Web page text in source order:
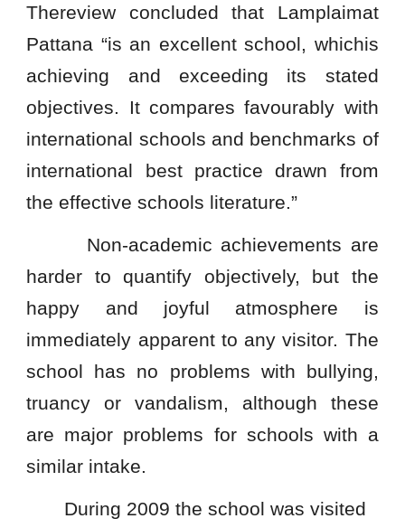
Thereview concluded that Lamplaimat
Pattana “is an excellent school, whichis
achieving and exceeding its stated
objectives. It compares favourably with
international schools and benchmarks of
international best practice drawn from
the effective schools literature.”
Non-academic achievements are
harder to quantify objectively, but the
happy and joyful atmosphere is
immediately apparent to any visitor. The
school has no problems with bullying,
truancy or vandalism, although these
are major problems for schools with a
similar intake.
During 2009 the school was visited